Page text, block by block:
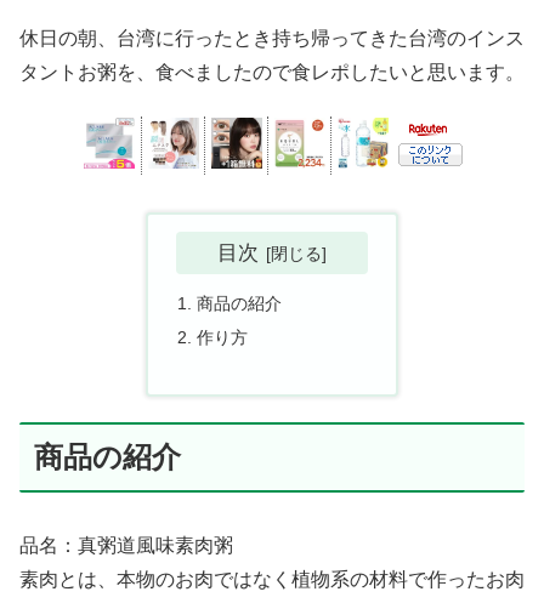
休日の朝、台湾に行ったとき持ち帰ってきた台湾のインス
タントお粥を、食べましたので食レポしたいと思います。
目次
商品の紹介
作り方
商品の紹介
品名：真粥道風味素肉粥
素肉とは、本物のお肉ではなく植物系の材料で作ったお肉